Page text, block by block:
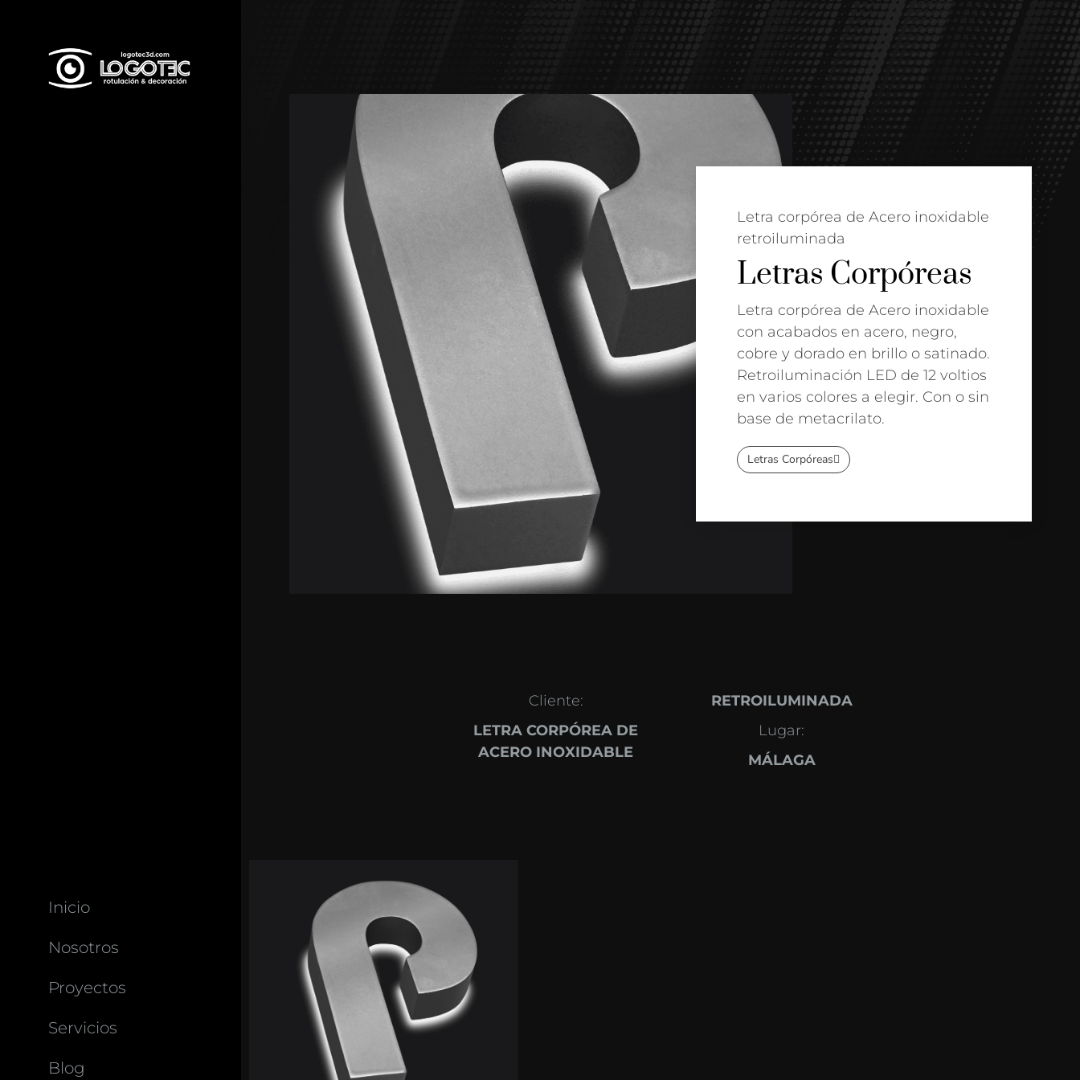
Letra corpórea de Acero inoxidable
retroiluminada
Letras Corpóreas
Letra corpórea de Acero inoxidable
con acabados en acero, negro,
cobre y dorado en brillo o satinado.
Retroiluminación LED de 12 voltios
en varios colores a elegir. Con o sin
base de metacrilato.
Letras Corpóreas
Cliente:
LETRA CORPÓREA DE
ACERO INOXIDABLE
RETROILUMINADA
Lugar:
MÁLAGA
Inicio
Nosotros
Proyectos
Servicios
Blog